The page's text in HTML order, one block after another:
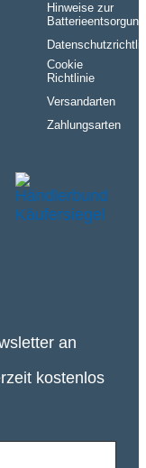
Hinweise zur
Batterieentsorgung
Cookie
Richtlinie
Versandarten
Zahlungsarten
an
kostenlos